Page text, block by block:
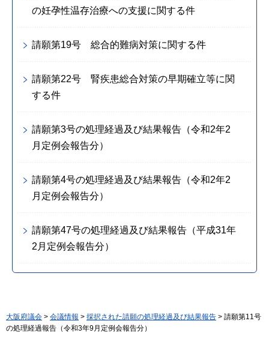
の妊孕性温存治療への支援に関する件
請願第19号 総合的難病対策に関する件
請願第22号 腎疾患総合対策の早期確立等に関
する件
請願第3号の処理経過及び結果報告（令和2年2
月定例会報告分）
請願第4号の処理経過及び結果報告（令和2年2
月定例会報告分）
請願第47号の処理経過及び結果報告（平成31年
2月定例会報告分）
大阪府議会 > 会議情報 > 採択された請願の処理経過及び結果報告 > 請願第11号
の処理経過報告（令和3年9月定例会報告分）